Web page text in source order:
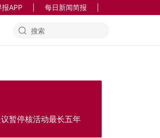
APP 每日新闻简报
暂停核活动最长五年